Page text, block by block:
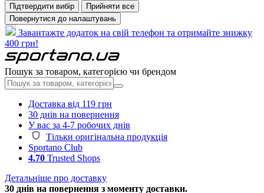
Підтвердити вибір
Прийняти все
Повернутися до налаштувань
Завантажте додаток на свій телефон та отримайте знижку
400 грн!
Пошук за товаром, категорією чи брендом
Доставка від 119 грн
30 днів на повернення
У вас за 4-7 робочих днів
Тільки оригінальна продукція
Sportano Club
4.70 Trusted Shops
Детальніше про доставку
30 днів на повернення з моменту доставки.